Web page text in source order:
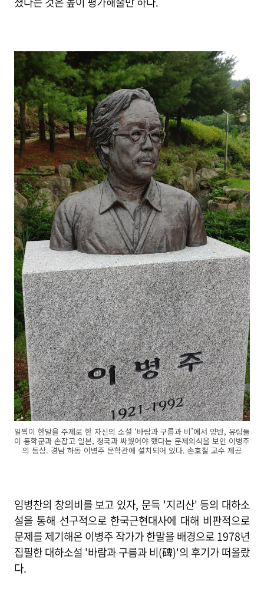
일찍이 한말을 주제로 한 자신의 소설 ‘바람과 구름과 비’에서 양반, 유림들
이 동학군과 손잡고 일본, 청국과 싸웠어야 했다는 문제의식을 보인 이병주
의 동상. 경남 하동 이병주 문학관에 설치되어 있다. 손호철 교수 제공
임병찬의 창의비를 보고 있자, 문득 '지리산' 등의 대하소
설을 통해 선구적으로 한국근현대사에 대해 비판적으로
문제를 제기해온 이병주 작가가 한말을 배경으로 1978년
집필한 대하소설 '바람과 구름과 비(碑)'의 후기가 떠올랐
다.